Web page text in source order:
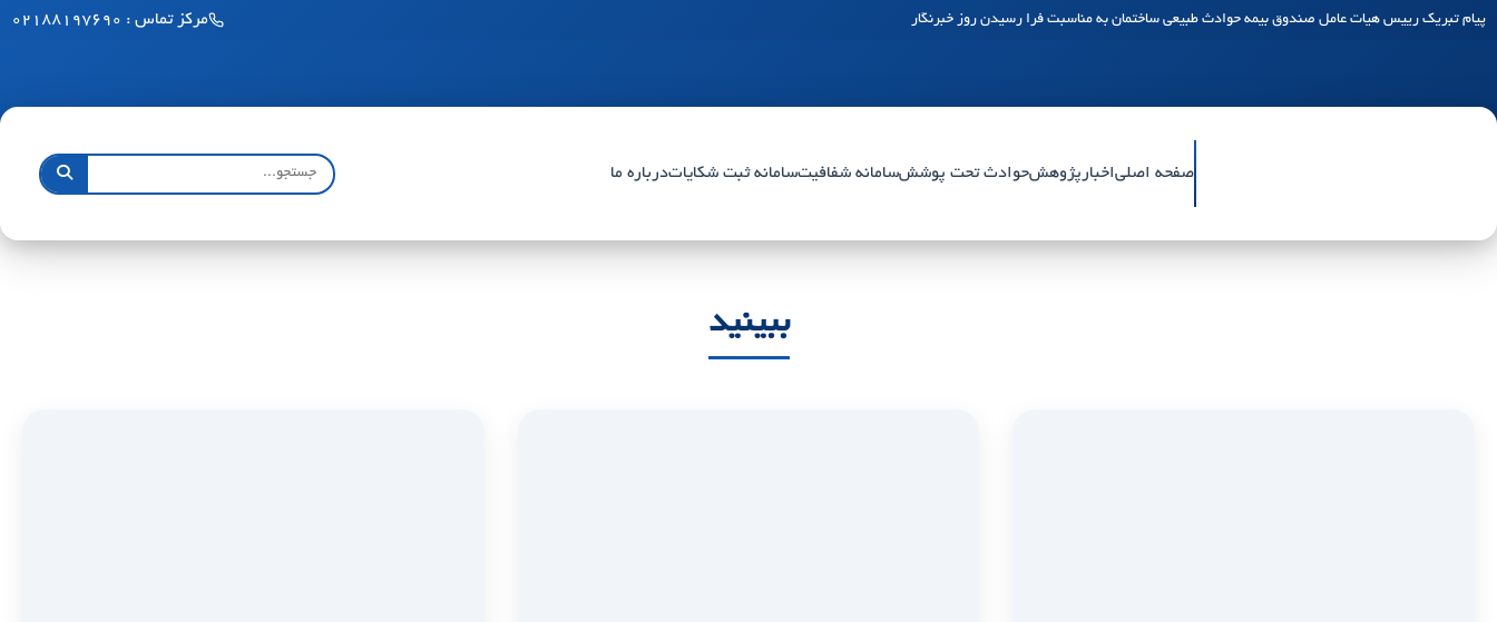
پیام تبریک رییس هیات عامل صندوق بیمه حوادث طبیعی ساختمان به مناسبت فرا رسیدن روز خبرنگار مرکز تماس : ۰۲۱۸۸۱۹۷۶۹۰
صفحه اصلیاخبار پژوهشحوادث تحت پوششسامانه شفافیتسامانه ثبت شکایاتدرباره ما
ببینید